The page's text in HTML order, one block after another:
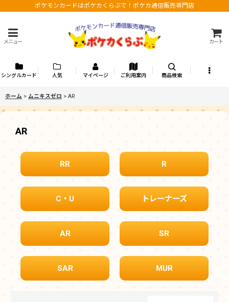
ポケモンカードはポケカくらぶで！ポケカ通信販売専門店
メニュー カート
シングルカード 人気 マイページ ご利用案内 商品検索
ホーム > ムニキスゼロ > AR
AR
RR R
C・U トレーナーズ
AR SR
SAR MUR